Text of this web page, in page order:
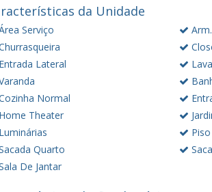
da Unidade
Serviço
Entrada Lateral
Normal
Home Theater
Luminárias
Quarto
De Jantar